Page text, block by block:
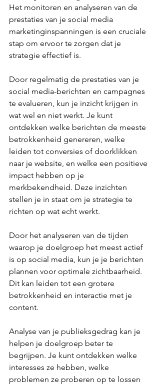
Het monitoren en analyseren van de
prestaties van je social media
marketinginspanningen is een cruciale
stap om ervoor te zorgen dat je
strategie effectief is.
Door regelmatig de prestaties van je
social media-berichten en campagnes
te evalueren, kun je inzicht krijgen in
wat wel en niet werkt. Je kunt
ontdekken welke berichten de meeste
betrokkenheid genereren, welke
leiden tot conversies of doorklikken
naar je website, en welke een positieve
impact hebben op je
merkbekendheid. Deze inzichten
stellen je in staat om je strategie te
richten op wat echt werkt.
Door het analyseren van de tijden
waarop je doelgroep het meest actief
is op social media, kun je je berichten
plannen voor optimale zichtbaarheid.
Dit kan leiden tot een grotere
betrokkenheid en interactie met je
content.
Analyse van je publieksgedrag kan je
helpen je doelgroep beter te
begrijpen. Je kunt ontdekken welke
interesses ze hebben, welke
problemen ze proberen op te lossen